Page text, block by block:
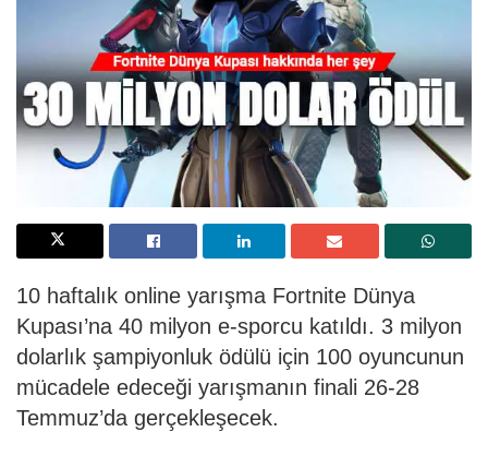
10 haftalık online yarışma Fortnite Dünya
Kupası’na 40 milyon e-sporcu katıldı. 3 milyon
dolarlık şampiyonluk ödülü için 100 oyuncunun
mücadele edeceği yarışmanın finali 26-28
Temmuz’da gerçekleşecek.